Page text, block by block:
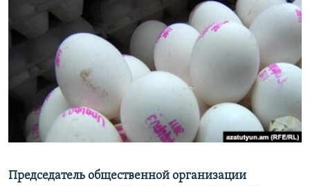
СПОРТ
АРХИВ
Հայերեն
English
Русский
Председатель общественной организации